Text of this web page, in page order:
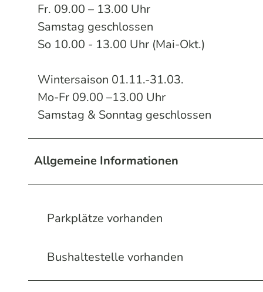
Fr. 09.00 – 13.00 Uhr
Samstag geschlossen
So 10.00 - 13.00 Uhr (Mai-Okt.)
Wintersaison 01.11.-31.03.
Mo-Fr 09.00 –13.00 Uhr
Samstag & Sonntag geschlossen
Allgemeine Informationen
Parkplätze vorhanden
Bushaltestelle vorhanden